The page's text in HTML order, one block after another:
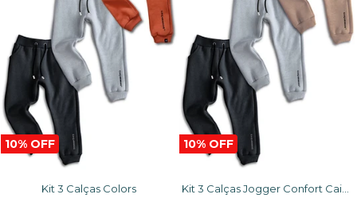
10% OFF
Kit 3 Calças Colors
10% OFF
Kit 3 Calças Jogger Confort Caiçarinhas